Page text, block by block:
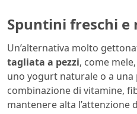
Spuntini freschi
Un’alternativa molto
tagliata a pezzi, come
uno yogurt naturale o a una
combinazione di vitamine,
mantenere alta l’attenzione